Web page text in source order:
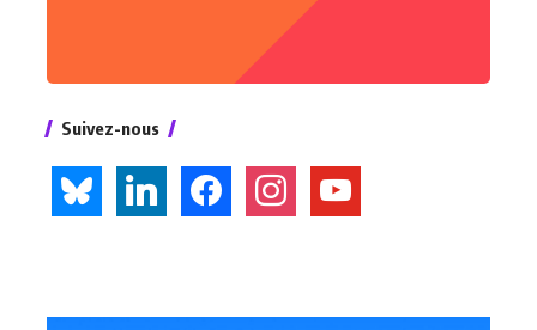
Suivez-nous
bluesky linkedin facebook instagramyoutube